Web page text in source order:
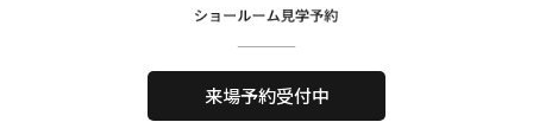
About Us
私たちについて
Performance
来場予約受付中